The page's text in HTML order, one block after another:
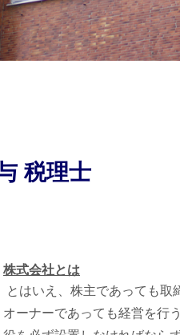
税理士
株式会社とは
とはいえ、株主であっても取
オーナーであっても経営を行